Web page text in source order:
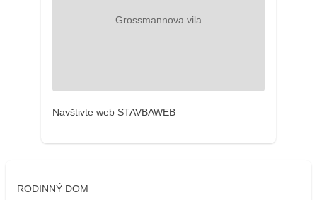
Navštivte web STAVBAWEB
RODINNÝ DOM